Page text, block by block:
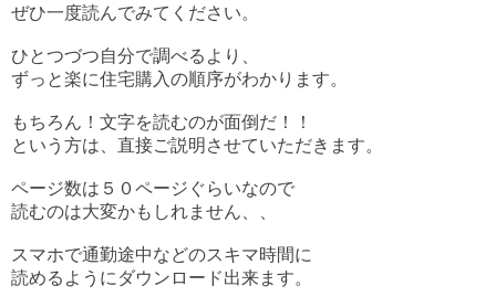
ぜひ一度読んでみてください。
ひとつづつ自分で調べるより、
ずっと楽に住宅購入の順序がわかります。
もちろん！文字を読むのが面倒だ！！
という方は、直接ご説明させていただきます。
ページ数は５０ページぐらいなので
読むのは大変かもしれません、、
スマホで通勤途中などのスキマ時間に
読めるようにダウンロード出来ます。